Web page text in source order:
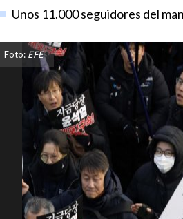
Unos 11.000 seguidores del
Foto: EFE